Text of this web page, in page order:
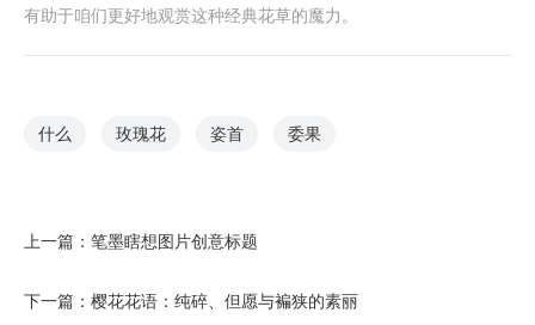
有助于咱们更好地观赏这种经典花草的魔力。
什么 玫瑰花 姿首 委果
上一篇： 笔墨瞎想图片创意标题
下一篇： 樱花花语：纯碎、但愿与褊狭的素丽